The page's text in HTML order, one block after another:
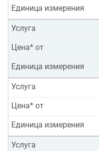
Единица измерения
Услуга
Цена* от
Единица измерения
Услуга
Цена* от
Единица измерения
Услуга